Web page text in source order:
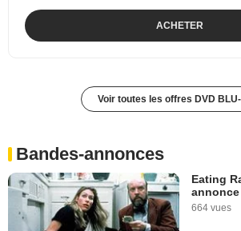
ACHETER
Voir toutes les offres DVD
Bandes-annonces
Eating
annonce
664 vues